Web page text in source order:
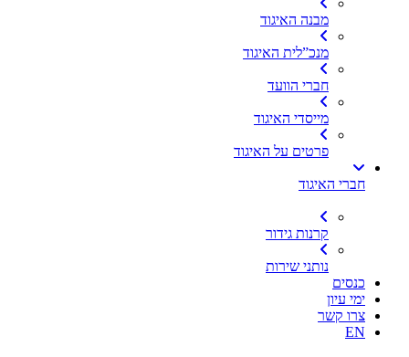
מבנה האיגוד
מנכ”לית האיגוד
חברי הוועד
מייסדי האיגוד
פרטים על האיגוד
חברי האיגוד
קרנות גידור
נותני שירות
כנסים
ימי עיון
צרו קשר
EN